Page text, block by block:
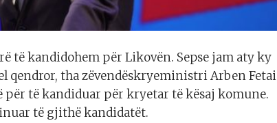
të kandidohem për Likovën. Sepse jam aty ky
qendror, tha zëvendëskryeministri Arben Fetai
të kandiduar për kryetar të kësaj komune.
të gjithë kandidatët.